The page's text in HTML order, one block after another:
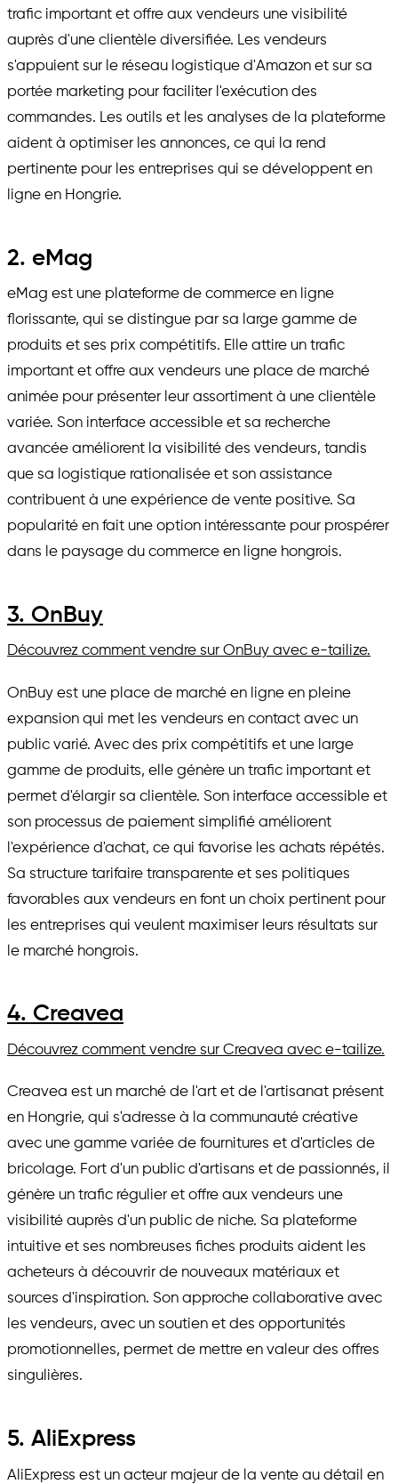
trafic important et offre aux vendeurs une visibilité
auprès d'une clientèle diversifiée. Les vendeurs
s'appuient sur le réseau logistique d'Amazon et sur sa
portée marketing pour faciliter l'exécution des
commandes. Les outils et les analyses de la plateforme
aident à optimiser les annonces, ce qui la rend
pertinente pour les entreprises qui se développent en
ligne en Hongrie.
2. eMag
eMag est une plateforme de commerce en ligne
florissante, qui se distingue par sa large gamme de
produits et ses prix compétitifs. Elle attire un trafic
important et offre aux vendeurs une place de marché
animée pour présenter leur assortiment à une clientèle
variée. Son interface accessible et sa recherche
avancée améliorent la visibilité des vendeurs, tandis
que sa logistique rationalisée et son assistance
contribuent à une expérience de vente positive. Sa
popularité en fait une option intéressante pour prospérer
dans le paysage du commerce en ligne hongrois.
3. OnBuy
Découvrez comment vendre sur OnBuy avec e-tailize.
OnBuy est une place de marché en ligne en pleine
expansion qui met les vendeurs en contact avec un
public varié. Avec des prix compétitifs et une large
gamme de produits, elle génère un trafic important et
permet d'élargir sa clientèle. Son interface accessible et
son processus de paiement simplifié améliorent
l'expérience d'achat, ce qui favorise les achats répétés.
Sa structure tarifaire transparente et ses politiques
favorables aux vendeurs en font un choix pertinent pour
les entreprises qui veulent maximiser leurs résultats sur
le marché hongrois.
4. Creavea
Découvrez comment vendre sur Creavea avec e-tailize.
Creavea est un marché de l'art et de l'artisanat présent
en Hongrie, qui s'adresse à la communauté créative
avec une gamme variée de fournitures et d'articles de
bricolage. Fort d'un public d'artisans et de passionnés, il
génère un trafic régulier et offre aux vendeurs une
visibilité auprès d'un public de niche. Sa plateforme
intuitive et ses nombreuses fiches produits aident les
acheteurs à découvrir de nouveaux matériaux et
sources d'inspiration. Son approche collaborative avec
les vendeurs, avec un soutien et des opportunités
promotionnelles, permet de mettre en valeur des offres
singulières.
5. AliExpress
AliExpress est un acteur majeur de la vente au détail en